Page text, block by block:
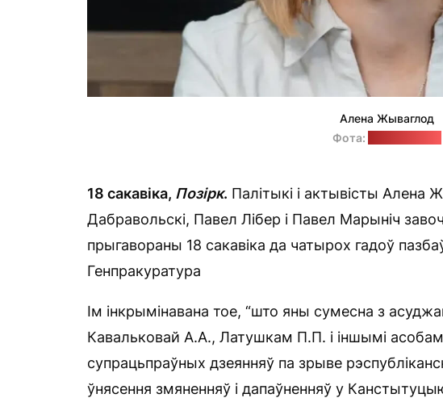
Алена Жываглод
Фота:
18 сакавіка, Позірк. Палітыкі і актывісты
Дабравольскі, Павел Лібер і Павел Марыніч
прыгавораны 18 сакавіка да чатырох гадоў
Генпракуратура
Ім інкрымінавана тое, “што яны сумесна з
Кавальковай А.А., Латушкам П.П. і іншымі асобамі
супрацьпраўных дзеянняў па зрыве
ўнясення змяненняў і дапаўненняў у